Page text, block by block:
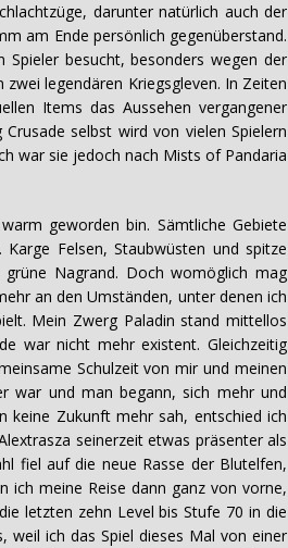
darunter natürlich auch der
am Ende persönlich gegenüberstand.
besucht, besonders wegen der
legendären Kriegsgleven. In Zeiten
Items das Aussehen vergangener
selbst wird von vielen Spielern
war sie jedoch nach Mists of Pandaria
geworden bin. Sämtliche Gebiete
Felsen, Staubwüsten und spitze
Nagrand. Doch womöglich mag
an den Umständen, unter denen ich
Mein Zwerg Paladin stand mittellos
war nicht mehr existent. Gleichzeitig
Schulzeit von mir und meinen
war und man begann, sich mehr und
keine Zukunft mehr sah, entschied ich
seinerzeit etwas präsenter als
fiel auf die neue Rasse der Blutelfen,
ich meine Reise dann ganz von vorne,
letzten zehn Level bis Stufe 70 in die
weil ich das Spiel dieses Mal von einer